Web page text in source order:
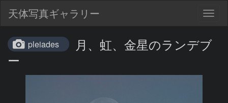
天体写真ギャラリー
pleiades
月、虹、金星のランデブ
ー